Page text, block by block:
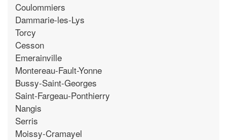
Coulommiers
Dammarie-les-Lys
Torcy
Cesson
Emerainville
Montereau-Fault-Yonne
Bussy-Saint-Georges
Saint-Fargeau-Ponthierry
Nangis
Serris
Moissy-Cramayel